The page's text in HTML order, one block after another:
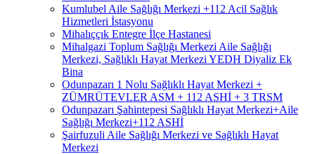
Kumlubel Aile Sağlığı Merkezi +112 Acil Sağlık
Hizmetleri İstasyonu
Mihalıççık Entegre İlçe Hastanesi
Mihalgazi Toplum Sağlığı Merkezi Aile Sağlığı
Merkezi, Sağlıklı Hayat Merkezi YEDH Diyaliz Ek
Bina
Odunpazarı 1 Nolu Sağlıklı Hayat Merkezi +
ZÜMRÜTEVLER ASM + 112 ASHİ + 3 TRSM
Odunpazarı Şahintepesi Sağlıklı Hayat Merkezi+Aile
Sağlığı Merkezi+112 ASHİ
Şairfuzuli Aile Sağlığı Merkezi ve Sağlıklı Hayat
Merkezi